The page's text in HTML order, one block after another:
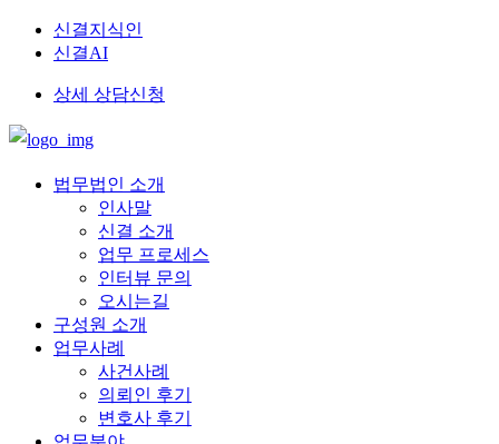
신결지식인
신결AI
상세 상담신청
법무법인 소개
인사말
신결 소개
업무 프로세스
인터뷰 문의
오시는길
구성원 소개
업무사례
사건사례
의뢰인 후기
변호사 후기